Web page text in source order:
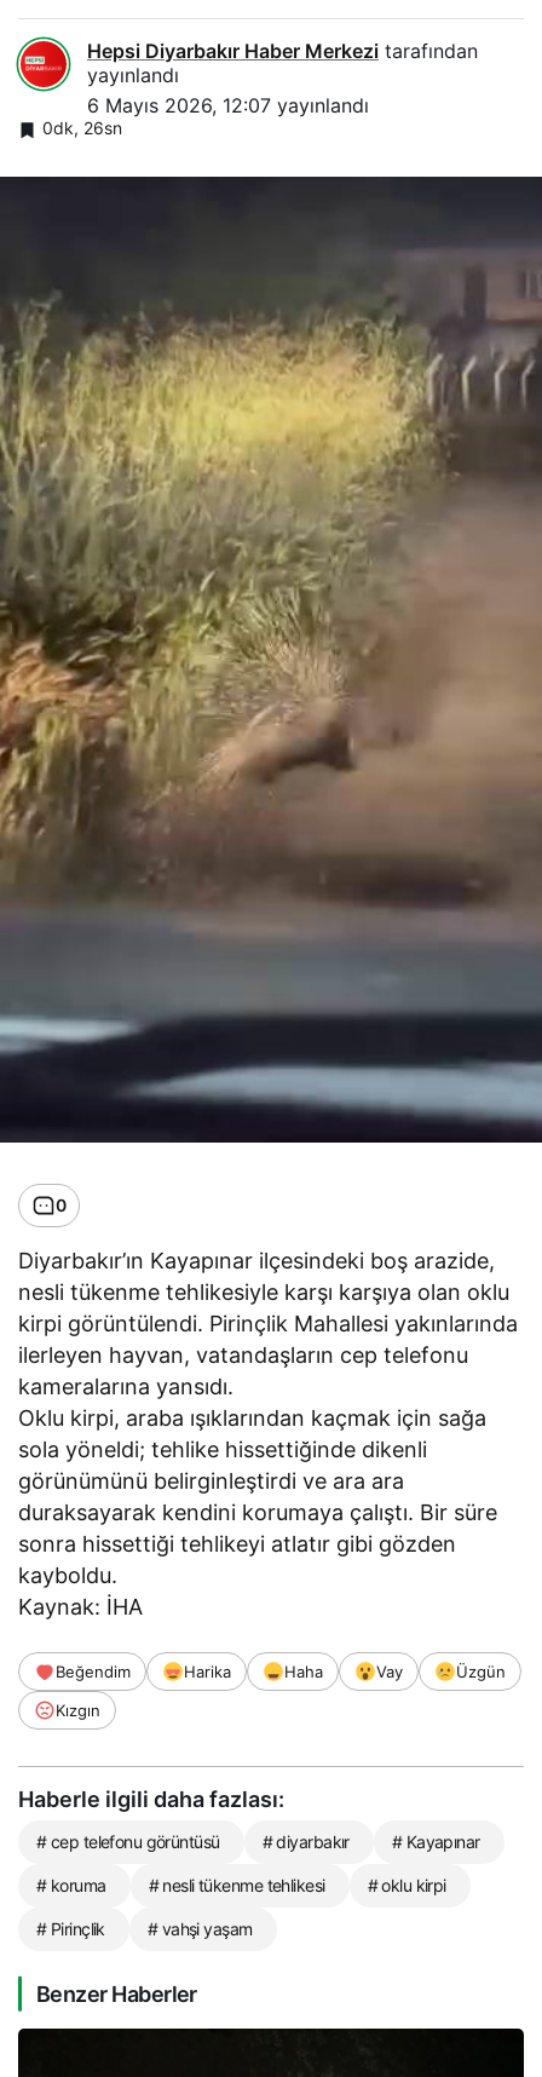
Hepsi Diyarbakır Haber Merkezi tarafından
yayınlandı
6 Mayıs 2026, 12:07 yayınlandı
0dk, 26sn
0
Diyarbakır’ın Kayapınar ilçesindeki boş arazide,
nesli tükenme tehlikesiyle karşı karşıya olan oklu
kirpi görüntülendi. Pirinçlik Mahallesi yakınlarında
ilerleyen hayvan, vatandaşların cep telefonu
kameralarına yansıdı.
Oklu kirpi, araba ışıklarından kaçmak için sağa
sola yöneldi; tehlike hissettiğinde dikenli
görünümünü belirginleştirdi ve ara ara
duraksayarak kendini korumaya çalıştı. Bir süre
sonra hissettiği tehlikeyi atlatır gibi gözden
kayboldu.
Kaynak: İHA
Beğendim Harika Haha Vay
Üzgün
Kızgın
Haberle ilgili daha fazlası:
# cep telefonu görüntüsü # diyarbakır # Kayapınar
# koruma # nesli tükenme tehlikesi # oklu kirpi
# Pirinçlik # vahşi yaşam
Benzer Haberler